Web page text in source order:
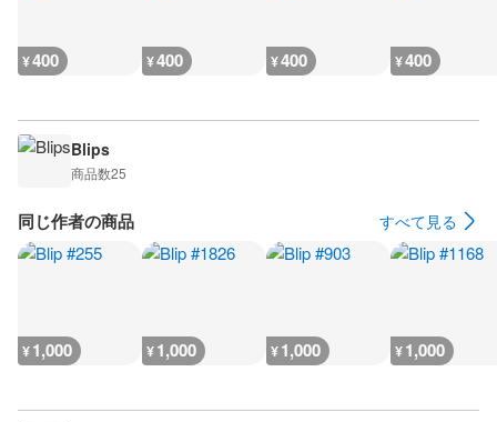
¥400 ¥400 ¥400 ¥400
Blips
商品数25
同じ作者の商品 すべて見る
¥1,000 ¥1,000 ¥1,000 ¥1,000